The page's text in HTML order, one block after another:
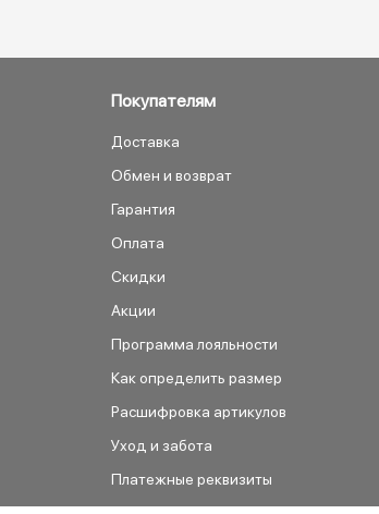
Покупателям
Доставка
Обмен и возврат
Гарантия
Оплата
Скидки
Акции
Программа лояльности
Как определить размер
Расшифровка артикулов
Уход и забота
Платежные реквизиты